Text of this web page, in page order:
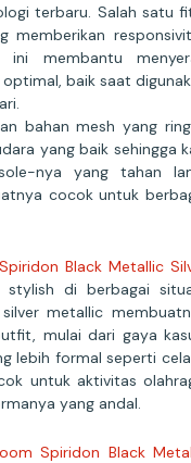
terbaru. Salah satu
memberikan
ini membantu
baik saat
bahan mesh yang
yang baik sehingga
nya yang tahan
cocok untuk
Black Metallic
stylish di berbagai
metallic
mulai dari gaya
lebih formal seperti
untuk aktivitas
yang andal.
Spiridon Black